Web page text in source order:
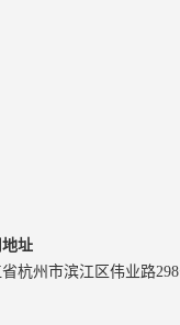
址
杭州市滨江区伟业路